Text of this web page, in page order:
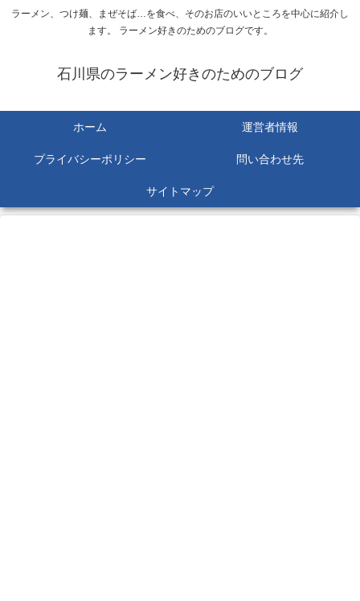
ラーメン、つけ麺、まぜそば…を食べ、そのお店のいいところを中心に紹介し
ます。 ラーメン好きのためのブログです。
石川県のラーメン好きのためのブログ
ホーム 運営者情報
プライバシーポリシー 問い合わせ先
サイトマップ